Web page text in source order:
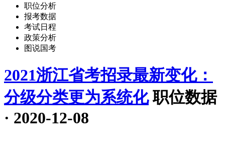
职位分析
报考数据
考试日程
政策分析
图说国考
2021浙江省考招录最新变化：
分级分类更为系统化 职位数据
· 2020-12-08